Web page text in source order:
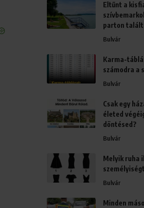
Eltűnt a
parton talált
Bulvár
Karma-
számodra a
Bulvár
Csak egy
életed
döntésed?
Bulvár
Melyik ruha
Bulvár
Minden